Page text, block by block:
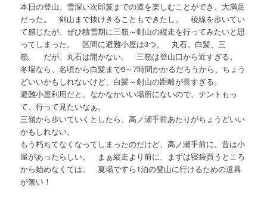
本日の登山、雪深い次郎笈までの道を楽しむことができ、大満足
だった。 剣山まで抜けきることもできたし。 稜線を歩いてい
て感じたが、ぜひ積雪期に三嶺～剣山の縦走を行ってみたいと思
ってしまった。 区間に避難小屋は3つ。 丸石、白髪、三
嶺。 だが、丸石は開かない。 三嶺は登山口から近すぎる。
冬場なら、名頃から白髪まで6～7時間かかるだろうから、ちょう
どいいかもしれないけど、白髪～剣山の距離が長すぎる。
避難小屋利用だと、なかなかいい場所にないので、テントもっ
て、行って見たいなぁ。
三嶺から歩いていくとしたら、高ノ瀬手前あたりがちょうどいい
かもしれない。
もう朽ちてなくなってしまったのだけど、高ノ瀬手前に、昔は小
屋があったらしい。 まぁ縦走より前に、まずは寝袋買うところ
から始めなくては。 夏場ですら1泊の登山に行けるための道具
が無い！